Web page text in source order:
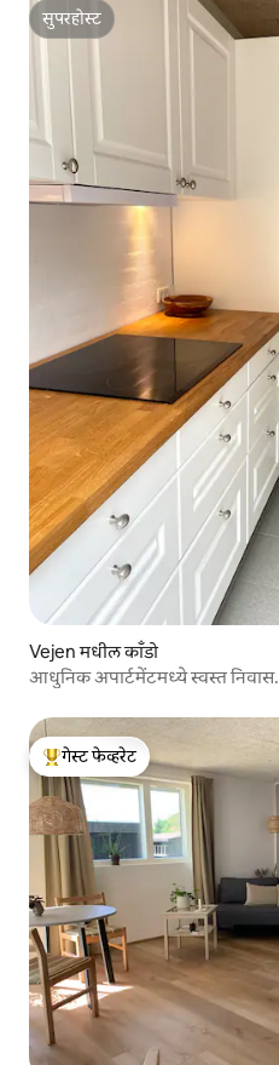
सुपरहोस्ट
सुपरहोस्ट
Vejen मधील काँडो
आधुनिक अपार्टमेंटमध्ये स्वस्त निवास.
टॉप गेस्ट फेव्हरेट
गेस्ट फेव्हरेट